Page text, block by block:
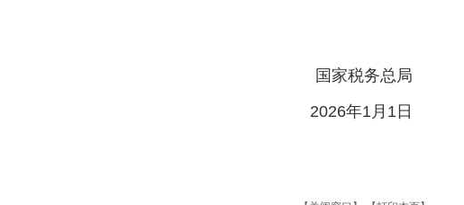
国家税务总局
2026年1月1日